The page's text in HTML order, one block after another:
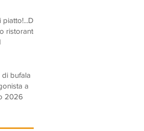
ristorante
di bufala
a
2026